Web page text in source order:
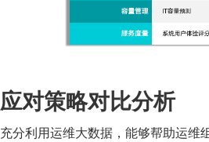
应对策略对比分析
充分利用运维大数据，能够帮助运维